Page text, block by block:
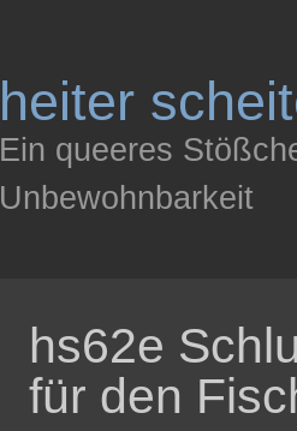
heiter
Ein queeres
Unbewohnbarkeit
hs62e
für den